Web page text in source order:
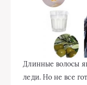
Длинные волосы
леди. Но не все